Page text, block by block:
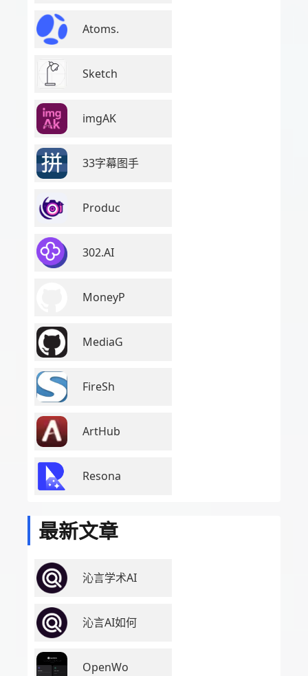
Atoms.
Sketch
imgAK
33字幕图手
Produc
302.AI
MoneyP
MediaG
FireSh
ArtHub
Resona
最新文章
沁言学术AI
沁言AI如何
OpenWo